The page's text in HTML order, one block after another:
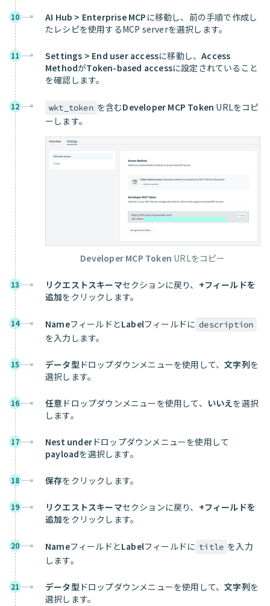
10 AI Hub > Enterprise MCP に移動し、前の手順で作成し
たレシピを使用するMCP serverを選択します。
11 Settings > End user accessに移動し、Access
MethodがToken-based accessに設定されていること
を確認します。
12 wkt_token を含むDeveloper MCP Token URLをコピ
ーします。
Developer MCP Token URLをコピー
13 リクエストスキーマセクションに戻り、 +フィールドを
追加をクリックします。
14 NameフィールドとLabelフィールドに description
を入力します。
15 データ型ドロップダウンメニューを使用して、文字列を
選択します。
16 任意 ドロップダウンメニューを使用して、 いいえを選択
します。
17 Nest under ドロップダウンメニューを使用して
payloadを選択します。
18 保存をクリックします。
19 リクエストスキーマセクションに戻り、 +フィールドを
追加をクリックします。
20 NameフィールドとLabelフィールドに title を入力
します。
21 データ型ドロップダウンメニューを使用して、文字列を
選択します。